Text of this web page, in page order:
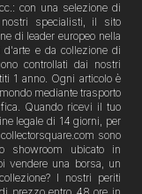
con una selezione di
specialisti, il sito
di leader europeo nella
e da collezione di
controllati dai nostri
1 anno. Ogni articolo è
mediante trasporto
Quando ricevi il tuo
legale di 14 giorni, per
sono
showroom ubicato in
vendere una borsa, un
I nostri periti